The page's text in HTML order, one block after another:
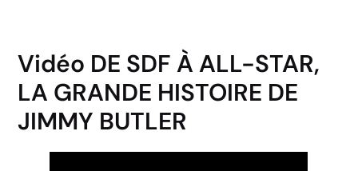
Vidéo DE SDF À ALL-STAR,
LA GRANDE HISTOIRE DE
JIMMY BUTLER